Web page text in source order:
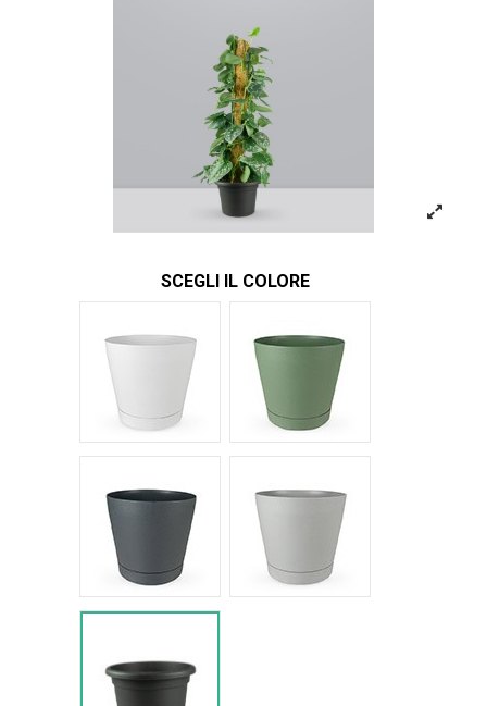
SCEGLI IL COLORE